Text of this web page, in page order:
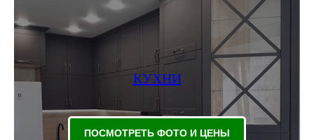
КУХНИ
ПОСМОТРЕТЬ ФОТО И ЦЕНЫ